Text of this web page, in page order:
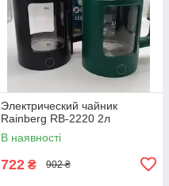
Электрический чайник
Rainberg RB-2220 2л
В наявності
722 ₴ 902 ₴